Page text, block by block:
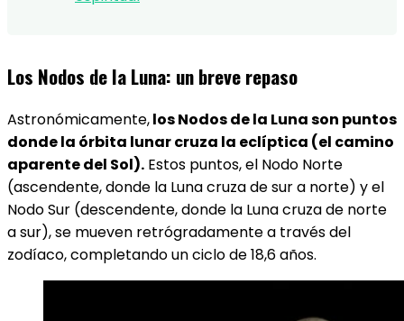
Los Nodos de la Luna: un breve repaso
Astronómicamente,los Nodos de la Luna son puntos
donde la órbita lunar cruza la eclíptica (el camino
aparente del Sol). Estos puntos, el Nodo Norte
(ascendente, donde la Luna cruza de sur a norte) y el
Nodo Sur (descendente, donde la Luna cruza de norte
a sur), se mueven retrógradamente a través del
zodíaco, completando un ciclo de 18,6 años.